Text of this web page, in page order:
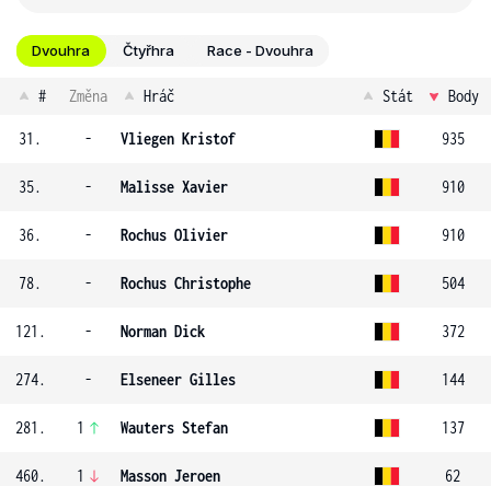
Dvouhra Čtyřhra Race - Dvouhra
# Změna Hráč Stát Body
31. - Vliegen Kristof 935
35. - Malisse Xavier 910
36. - Rochus Olivier 910
78. - Rochus Christophe 504
121. - Norman Dick 372
274. - Elseneer Gilles 144
281. 1 Wauters Stefan 137
460. 1 Masson Jeroen 62